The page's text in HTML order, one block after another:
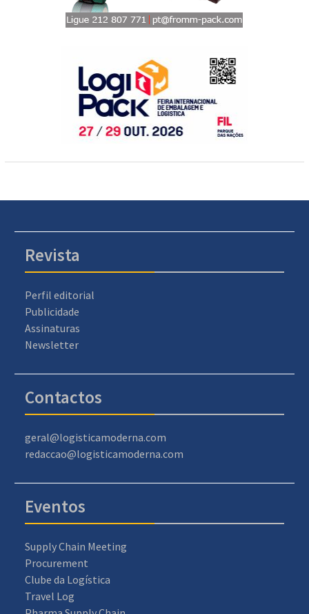
Revista
Perfil editorial
Publicidade
Assinaturas
Newsletter
Contactos
geral@logisticamoderna.com
redaccao@logisticamoderna.com
Eventos
Supply Chain Meeting
Procurement
Clube da Logística
Travel Log